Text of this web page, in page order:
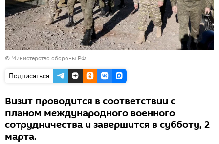
© Министерство обороны РФ
Подписаться
Визит проводится в соответствии с
планом международного военного
сотрудничества и завершится в субботу, 2
марта.